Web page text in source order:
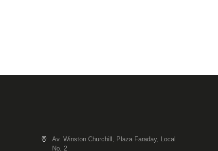
Av. Winston Churchill, Plaza Faraday, Local
No. 2